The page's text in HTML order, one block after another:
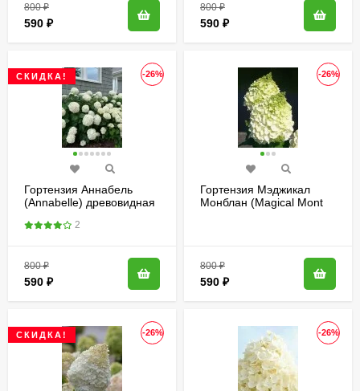
800₽
590 ₽
800₽
590 ₽
-26%
СКИДКА!
Гортензия Аннабель
(Annabelle) древовидная
2
800₽
590 ₽
-26%
Гортензия Мэджикал
Монблан (Magical Mont
800₽
590 ₽
-26%
СКИДКА! -26%